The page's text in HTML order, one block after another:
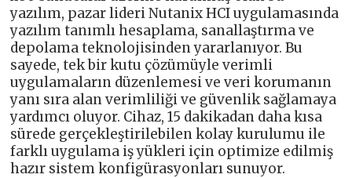
yazılım, pazar lideri Nutanix HCI uygulamasında
yazılım tanımlı hesaplama, sanallaştırma ve
depolama teknolojisinden yararlanıyor. Bu
sayede, tek bir kutu çözümüyle verimli
uygulamaların düzenlemesi ve veri korumanın
yanı sıra alan verimliliği ve güvenlik sağlamaya
yardımcı oluyor. Cihaz, 15 dakikadan daha kısa
sürede gerçekleştirilebilen kolay kurulumu ile
farklı uygulama iş yükleri için optimize edilmiş
hazır sistem konfigürasyonları sunuyor.